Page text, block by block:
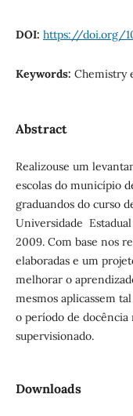
DOI: https://doi.org/
Keywords: Chemistry
Abstract
Realizou­se um
escolas do município
graduandos do curso
Universidade
2009. Com base nos
elaboradas e um
melhorar o
mesmos aplicassem
o período de docência
supervisionado.
Downloads